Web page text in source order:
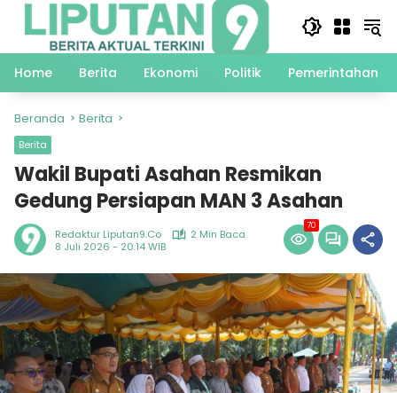
Langsung
Home
Berita Ekonomi Politik Pemerintahan
Beranda Berita
Berita
Wakil Bupati Asahan Resmikan
Gedung Persiapan MAN 3 Asahan
Redaktur Liputan9.co
2 Min Baca
8 Juli 2026 - 20:14 WIB
70